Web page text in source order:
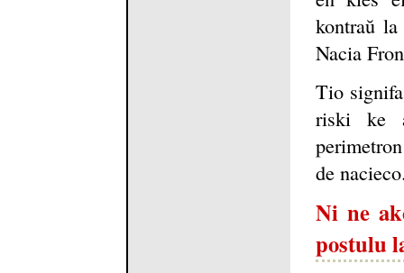
kontraŭ
Nacia
Tio
riski ke
de
Ni ne
postulu